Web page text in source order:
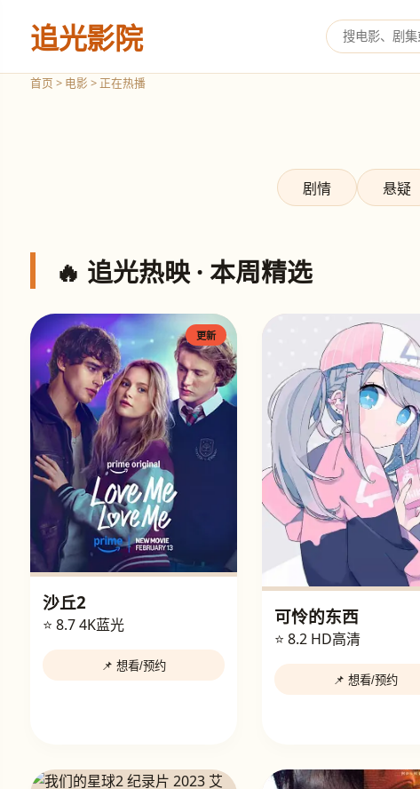
追光影院
首页 > 电影 > 正在热播
漫长的季节
立即观看
剧情 悬疑
🔥 追光热映 · 本周精选
更新
沙丘2
⭐ 8.74K蓝光
📌 想看/预约
可怜的东西
⭐ 8.2 HD高清
📌 想看/预约